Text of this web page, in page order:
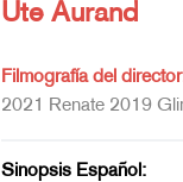
Ute Aurand
Filmografía del
2021 Renate 2019
Sinopsis Español: